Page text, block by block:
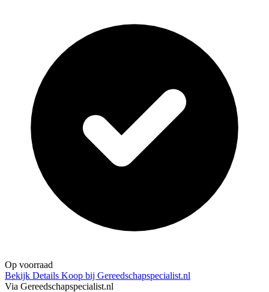
Op voorraad
Bekijk Details Koop bij Gereedschapspecialist.nl
Via Gereedschapspecialist.nl